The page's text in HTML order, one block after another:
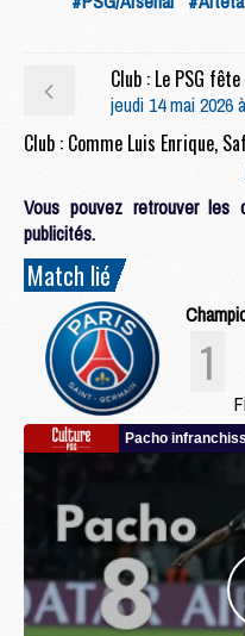
jeudi 14 mai 2026
Vous pouvez retrouver les
publicités.
Match lié
1